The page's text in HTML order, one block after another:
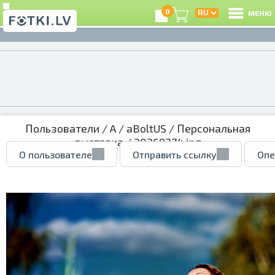
0 МЕНЮ
Пользователи /A/ aBoltUS / Персональная
выставка/ 30269274.jpg
О пользователе Отправить ссылку